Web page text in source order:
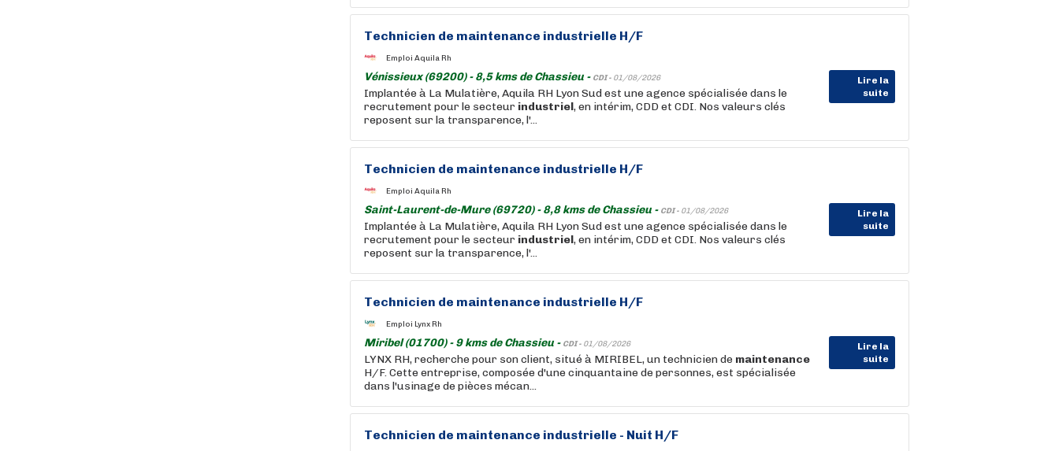
Technicien de maintenance industrielle H/F
Emploi Aquila Rh
Vénissieux (69200) - 8,5 kms de Chassieu - CDI - 01/08/2026
Lire la
suite
Implantée à La Mulatière, Aquila RH Lyon Sud est une agence spécialisée dans le
recrutement pour le secteur industriel, en intérim, CDD et CDI. Nos valeurs clés
reposent sur la transparence, l'...
Technicien de maintenance industrielle H/F
Emploi Aquila Rh
Saint-Laurent-de-Mure (69720) - 8,8 kms de Chassieu - CDI - 01/08/2026
Lire la
suite
Implantée à La Mulatière, Aquila RH Lyon Sud est une agence spécialisée dans le
recrutement pour le secteur industriel, en intérim, CDD et CDI. Nos valeurs clés
reposent sur la transparence, l'...
Technicien de maintenance industrielle H/F
Emploi Lynx Rh
Miribel (01700) - 9 kms de Chassieu - CDI - 01/08/2026
Lire la
suite
LYNX RH, recherche pour son client, situé à MIRIBEL, un technicien de maintenance
H/F. Cette entreprise, composée d'une cinquantaine de personnes, est spécialisée
dans l'usinage de pièces mécan...
Technicien de maintenance industrielle - Nuit H/F